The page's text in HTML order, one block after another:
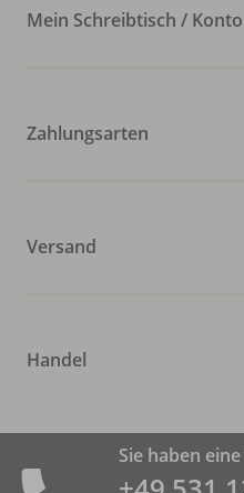
Mein Schreibtisch / Konto
Zahlungsarten
Versand
Handel
Sie haben